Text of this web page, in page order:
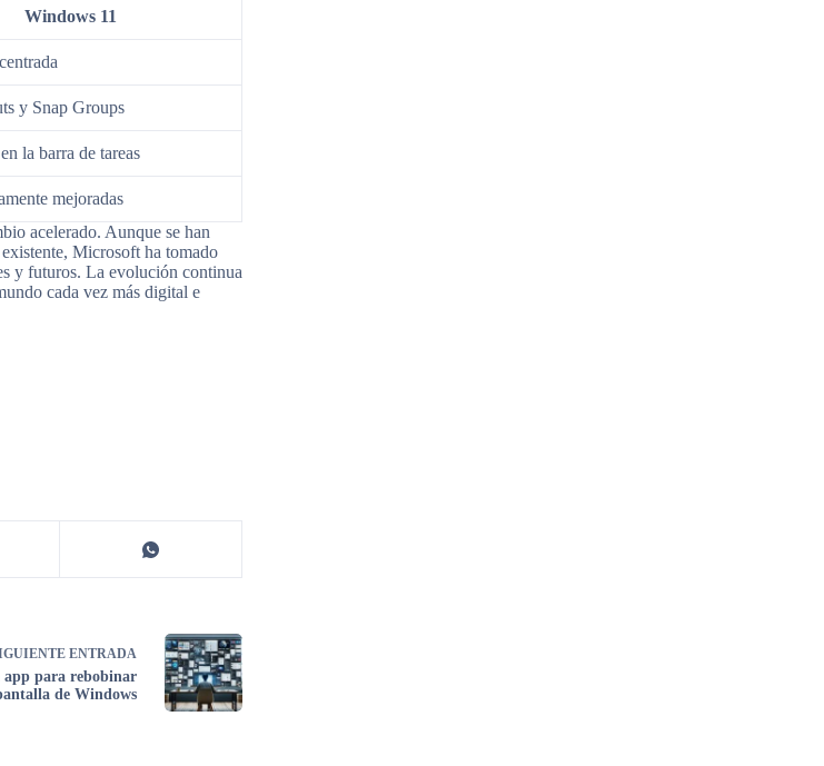
Windows 11
y Snap Groups
la barra de tareas
mejoradas
acelerado. Aunque se han
Microsoft ha tomado
y futuros. La evolución continua
cada vez más digital e
ENTRADA
app para rebobinar
de Windows